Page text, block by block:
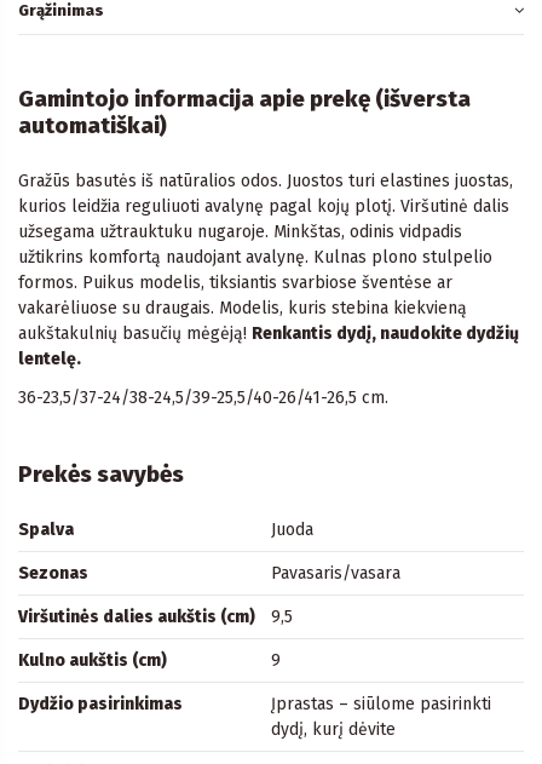
Grąžinimas
Gamintojo informacija apie prekę (išversta
automatiškai)
Gražūs basutės iš natūralios odos. Juostos turi elastines juostas,
kurios leidžia reguliuoti avalynę pagal kojų plotį. Viršutinė dalis
užsegama užtrauktuku nugaroje. Minkštas, odinis vidpadis
užtikrins komfortą naudojant avalynę. Kulnas plono stulpelio
formos. Puikus modelis, tiksiantis svarbiose šventėse ar
vakarėliuose su draugais. Modelis, kuris stebina kiekvieną
aukštakulnių basučių mėgėją! Renkantis dydį, naudokite dydžių
lentelę.
36-23,5/37-24/38-24,5/39-25,5/40-26/41-26,5 cm.
Prekės savybės
Spalva Juoda
Sezonas Pavasaris/vasara
Viršutinės dalies aukštis (cm) 9,5
Kulno aukštis (cm) 9
Dydžio pasirinkimas
Įprastas – siūlome pasirinkti
dydį, kurį dėvite